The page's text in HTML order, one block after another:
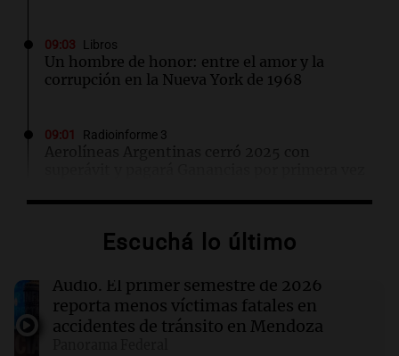
09:03 Libros
Un hombre de honor: entre el amor y la
corrupción en la Nueva York de 1968
09:01 Radioinforme 3
Aerolíneas Argentinas cerró 2025 con
Acuerdo de defensa mutua entre Turquía,
tensiones en Oriente Medio
08:58 Primera Plana Rosario
Escuchá lo último
Audio. El primer semestre de 2026
reporta menos víctimas fatales en
accidentes de tránsito en Mendoza